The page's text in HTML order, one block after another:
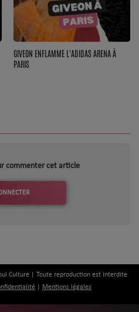
GIVEON ENFLAMME L'ADIDAS ARENA À
PARIS
commenter cet article
Culture | Toute reproduction est interdite
Mentions légales